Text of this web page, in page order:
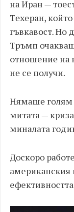
на Иран —
Техеран,
гъвкавост. Но
Тръмп
отношение на
не се получи.
Нямаше голям
митата —
миналата
Доскоро
американския